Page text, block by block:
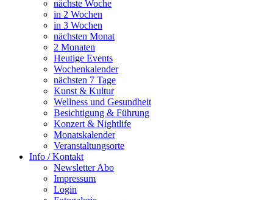
nächste Woche
in 2 Wochen
in 3 Wochen
nächsten Monat
2 Monaten
Heutige Events
Wochenkalender
nächsten 7 Tage
Kunst & Kultur
Wellness und Gesundheit
Besichtigung & Führung
Konzert & Nightlife
Monatskalender
Veranstaltungsorte
Info / Kontakt
Newsletter Abo
Impressum
Login